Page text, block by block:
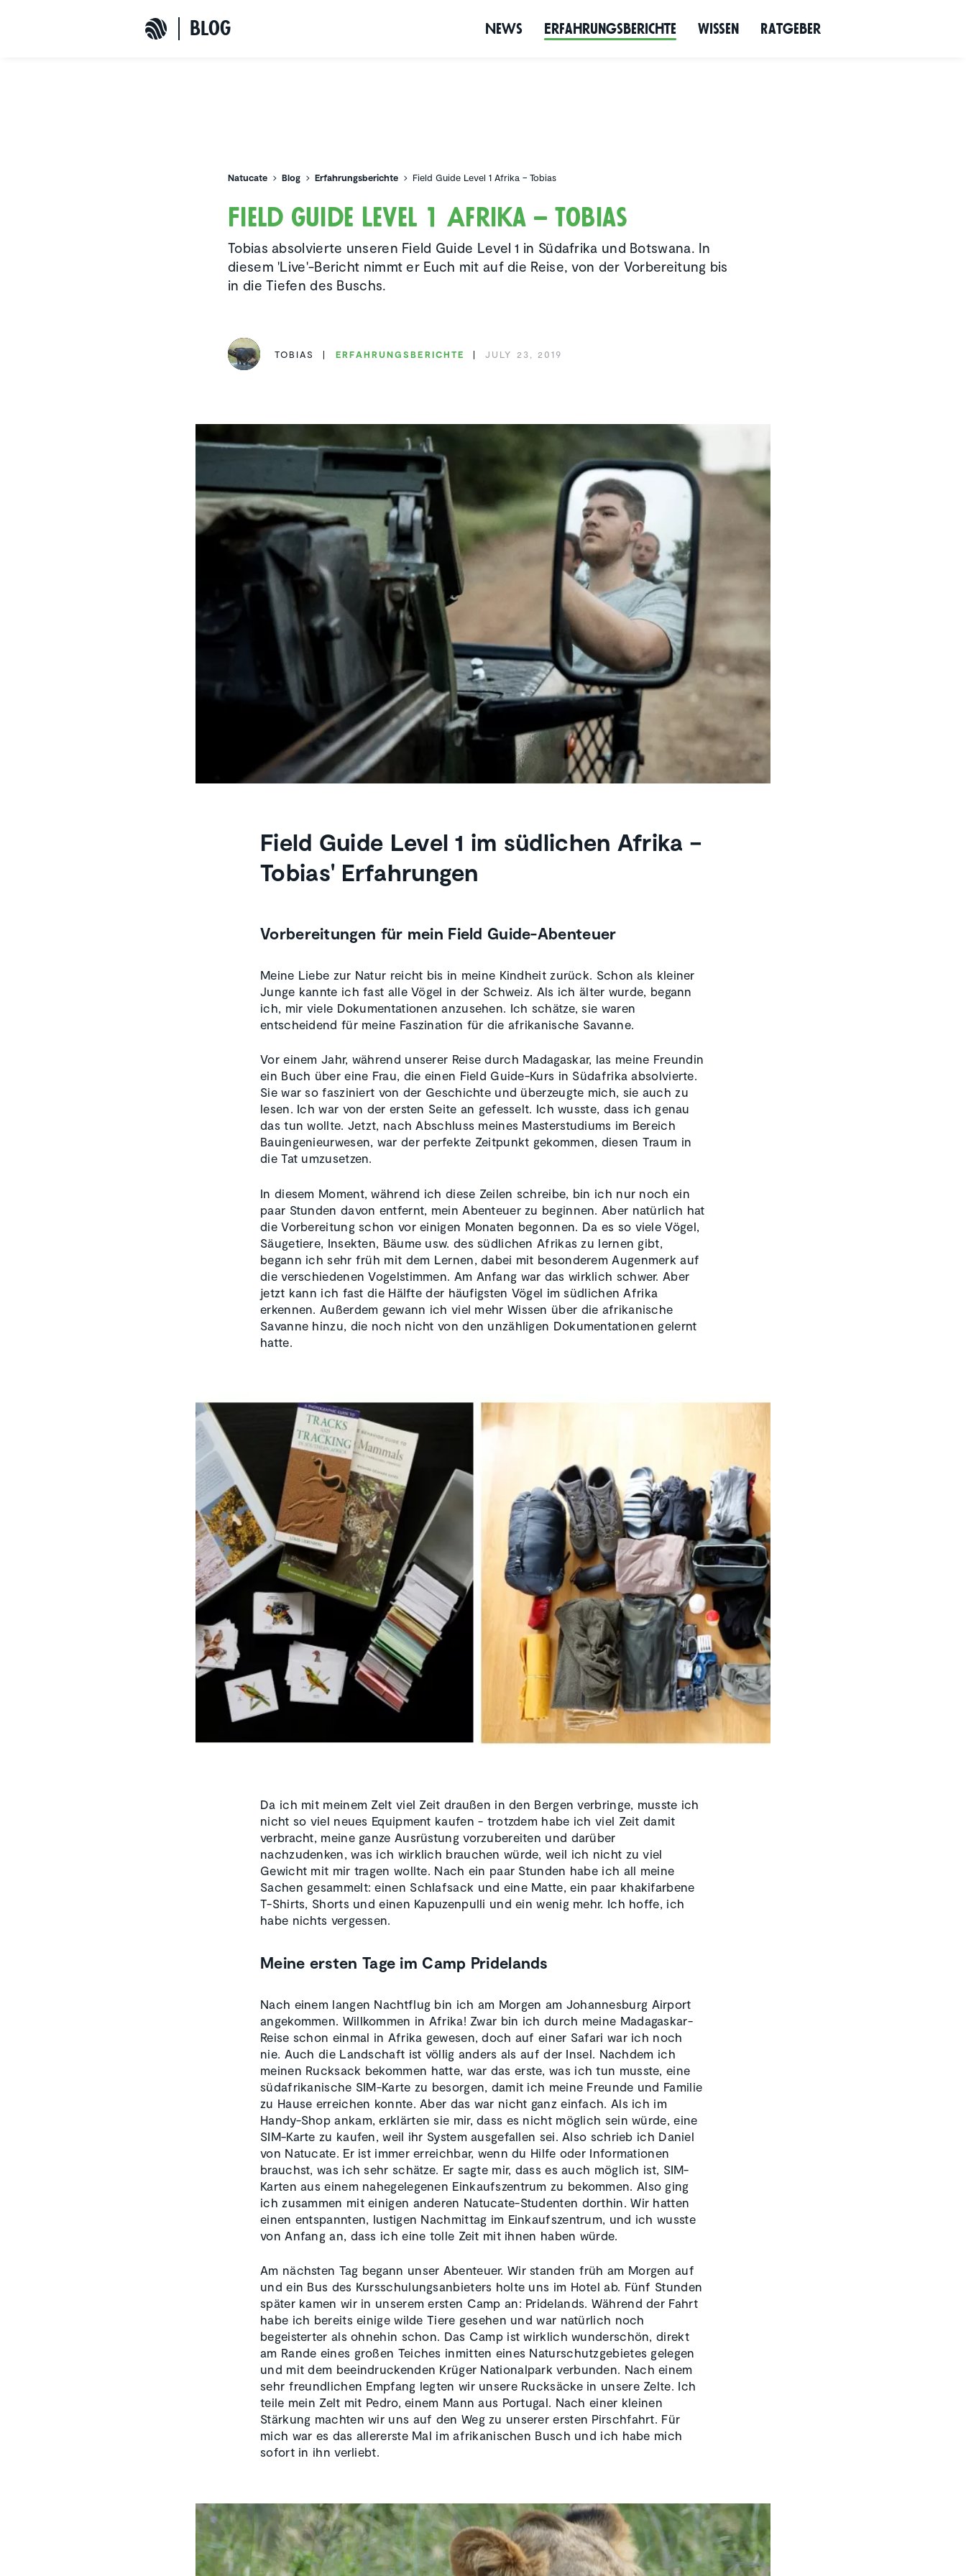
bLoG News Erfah­rungs­be­richte Wissen Ratgeber
Natucate Blog Erfahrungsberichte Field Guide Level 1 Afrika – Tobias
Field Guide Level 1 Afrika – Tobias
Tobias absolvierte unseren Field Guide Level 1 in Südafrika und Botswana. In
diesem 'Live'-Bericht nimmt er Euch mit auf die Reise, von der Vorbereitung bis
in die Tiefen des Buschs.
TOBIAS ERFAH­RUNGS­BE­RICHTE JULY 23, 2019
Field Guide Level 1 im südlichen Afrika –
Tobias' Erfahrungen
Vorbereitungen für mein Field Guide-Abenteuer
Meine Liebe zur Natur reicht bis in meine Kindheit zurück. Schon als kleiner
Junge kannte ich fast alle Vögel in der Schweiz. Als ich älter wurde, begann
ich, mir viele Dokumentationen anzusehen. Ich schätze, sie waren
entscheidend für meine Faszination für die afrikanische Savanne.
Vor einem Jahr, während unserer Reise durch Madagaskar, las meine Freundin
ein Buch über eine Frau, die einen Field Guide-Kurs in Südafrika absolvierte.
Sie war so fasziniert von der Geschichte und überzeugte mich, sie auch zu
lesen. Ich war von der ersten Seite an gefesselt. Ich wusste, dass ich genau
das tun wollte. Jetzt, nach Abschluss meines Masterstudiums im Bereich
Bauingenieurwesen, war der perfekte Zeitpunkt gekommen, diesen Traum in
die Tat umzusetzen.
In diesem Moment, während ich diese Zeilen schreibe, bin ich nur noch ein
paar Stunden davon entfernt, mein Abenteuer zu beginnen. Aber natürlich hat
die Vorbereitung schon vor einigen Monaten begonnen. Da es so viele Vögel,
Säugetiere, Insekten, Bäume usw. des südlichen Afrikas zu lernen gibt,
begann ich sehr früh mit dem Lernen, dabei mit besonderem Augenmerk auf
die verschiedenen Vogelstimmen. Am Anfang war das wirklich schwer. Aber
jetzt kann ich fast die Hälfte der häufigsten Vögel im südlichen Afrika
erkennen. Außerdem gewann ich viel mehr Wissen über die afrikanische
Savanne hinzu, die noch nicht von den unzähligen Dokumentationen gelernt
hatte.
Da ich mit meinem Zelt viel Zeit draußen in den Bergen verbringe, musste ich
nicht so viel neues Equipment kaufen - trotzdem habe ich viel Zeit damit
verbracht, meine ganze Ausrüstung vorzubereiten und darüber
nachzudenken, was ich wirklich brauchen würde, weil ich nicht zu viel
Gewicht mit mir tragen wollte. Nach ein paar Stunden habe ich all meine
Sachen gesammelt: einen Schlafsack und eine Matte, ein paar khakifarbene
T-Shirts, Shorts und einen Kapuzenpulli und ein wenig mehr. Ich hoffe, ich
habe nichts vergessen.
Meine ersten Tage im Camp Pridelands
Nach einem langen Nachtflug bin ich am Morgen am Johannesburg Airport
angekommen. Willkommen in Afrika! Zwar bin ich durch meine Madagaskar-
Reise schon einmal in Afrika gewesen, doch auf einer Safari war ich noch
nie. Auch die Landschaft ist völlig anders als auf der Insel. Nachdem ich
meinen Rucksack bekommen hatte, war das erste, was ich tun musste, eine
südafrikanische SIM-Karte zu besorgen, damit ich meine Freunde und Familie
zu Hause erreichen konnte. Aber das war nicht ganz einfach. Als ich im
Handy-Shop ankam, erklärten sie mir, dass es nicht möglich sein würde, eine
SIM-Karte zu kaufen, weil ihr System ausgefallen sei. Also schrieb ich Daniel
von Natucate. Er ist immer erreichbar, wenn du Hilfe oder Informationen
brauchst, was ich sehr schätze. Er sagte mir, dass es auch möglich ist, SIM-
Karten aus einem nahegelegenen Einkaufszentrum zu bekommen. Also ging
ich zusammen mit einigen anderen Natucate-Studenten dorthin. Wir hatten
einen entspannten, lustigen Nachmittag im Einkaufszentrum, und ich wusste
von Anfang an, dass ich eine tolle Zeit mit ihnen haben würde.
Am nächsten Tag begann unser Abenteuer. Wir standen früh am Morgen auf
und ein Bus des Kursschulungsanbieters holte uns im Hotel ab. Fünf Stunden
später kamen wir in unserem ersten Camp an: Pridelands. Während der Fahrt
habe ich bereits einige wilde Tiere gesehen und war natürlich noch
begeisterter als ohnehin schon. Das Camp ist wirklich wunderschön, direkt
am Rande eines großen Teiches inmitten eines Naturschutzgebietes gelegen
und mit dem beeindruckenden Krüger Nationalpark verbunden. Nach einem
sehr freundlichen Empfang legten wir unsere Rucksäcke in unsere Zelte. Ich
teile mein Zelt mit Pedro, einem Mann aus Portugal. Nach einer kleinen
Stärkung machten wir uns auf den Weg zu unserer ersten Pirschfahrt. Für
mich war es das allererste Mal im afrikanischen Busch und ich habe mich
sofort in ihn verliebt.